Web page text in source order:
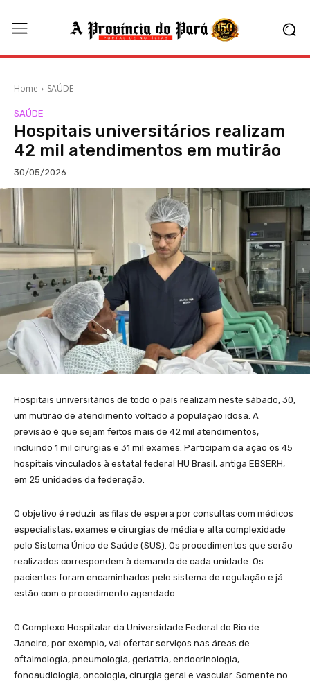
Home SAÚDE
SAÚDE
Hospitais universitários realizam
42 mil atendimentos em mutirão
30/05/2026
Hospitais universitários de todo o país realizam neste sábado, 30,
um mutirão de atendimento voltado à população idosa. A
previsão é que sejam feitos mais de 42 mil atendimentos,
incluindo 1 mil cirurgias e 31 mil exames. Participam da ação os 45
hospitais vinculados à estatal federal HU Brasil, antiga EBSERH,
em 25 unidades da federação.
O objetivo é reduzir as filas de espera por consultas com médicos
especialistas, exames e cirurgias de média e alta complexidade
pelo Sistema Único de Saúde (SUS). Os procedimentos que serão
realizados correspondem à demanda de cada unidade. Os
pacientes foram encaminhados pelo sistema de regulação e já
estão com o procedimento agendado.
O Complexo Hospitalar da Universidade Federal do Rio de
Janeiro, por exemplo, vai ofertar serviços nas áreas de
oftalmologia, pneumologia, geriatria, endocrinologia,
fonoaudiologia, oncologia, cirurgia geral e vascular. Somente no